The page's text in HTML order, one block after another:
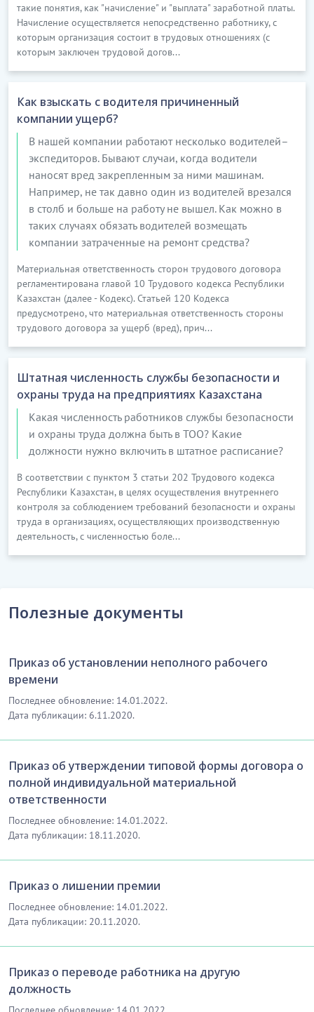
такие понятия, как "начисление" и "выплата" заработной платы.
Начисление осуществляется непосредственно работнику, с
которым организация состоит в трудовых отношениях (с
которым заключен трудовой догов...
Как взыскать с водителя причиненный
компании ущерб?
В нашей компании работают несколько водителей–
экспедиторов. Бывают случаи, когда водители
наносят вред закрепленным за ними машинам.
Например, не так давно один из водителей врезался
в столб и больше на работу не вышел. Как можно в
таких случаях обязать водителей возмещать
компании затраченные на ремонт средства?
Материальная ответственность сторон трудового договора
регламентирована главой 10 Трудового кодекса Республики
Казахстан (далее - Кодекс). Статьей 120 Кодекса
предусмотрено, что материальная ответственность стороны
трудового договора за ущерб (вред), прич...
Штатная численность службы безопасности и
охраны труда на предприятиях Казахстана
Какая численность работников службы безопасности
и охраны труда должна быть в ТОО? Какие
должности нужно включить в штатное расписание?
В соответствии с пунктом 3 статьи 202 Трудового кодекса
Республики Казахстан, в целях осуществления внутреннего
контроля за соблюдением требований безопасности и охраны
труда в организациях, осуществляющих производственную
деятельность, с численностью боле...
Полезные документы
Приказ об установлении неполного рабочего
времени
Последнее обновление: 14.01.2022.
Дата публикации: 6.11.2020.
Приказ об утверждении типовой формы договора о
полной индивидуальной материальной
ответственности
Последнее обновление: 14.01.2022.
Дата публикации: 18.11.2020.
Приказ о лишении премии
Последнее обновление: 14.01.2022.
Дата публикации: 20.11.2020.
Приказ о переводе работника на другую
должность